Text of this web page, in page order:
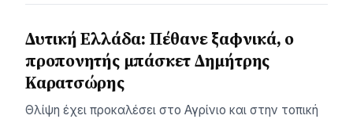
Δυτική Ελλάδα: Πέθανε ξαφνικά, ο
προπονητής μπάσκετ Δημήτρης
Καρατσώρης
Θλίψη έχει προκαλέσει στο Αγρίνιο και στην τοπική